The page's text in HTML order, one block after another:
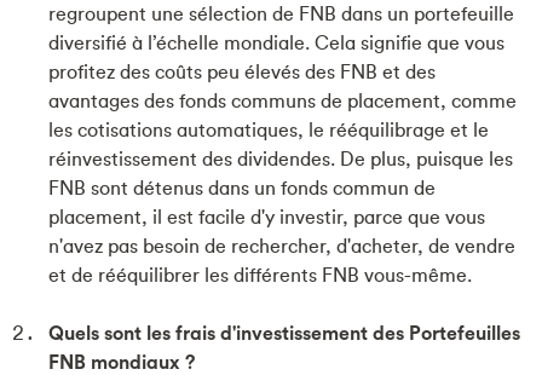
regroupent une sélection de FNB dans un portefeuille
diversifié à l’échelle mondiale. Cela signifie que vous
profitez des coûts peu élevés des FNB et des
avantages des fonds communs de placement, comme
les cotisations automatiques, le rééquilibrage et le
réinvestissement des dividendes. De plus, puisque les
FNB sont détenus dans un fonds commun de
placement, il est facile d'y investir, parce que vous
n'avez pas besoin de rechercher, d'acheter, de vendre
et de rééquilibrer les différents FNB vous-même.
Quels sont les frais d'investissement des Portefeuilles
FNB mondiaux ?